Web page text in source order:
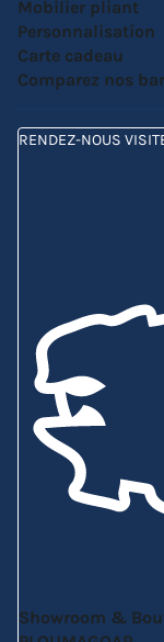
Mobilier pliant
Personnalisation
Carte cadeau
Comparez nos
RENDEZ-NOUS
Showroom &